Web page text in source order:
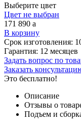
Выберите цвет
Цвет не выбран
171 890 a
В корзину
Срок изготовления:
Гарантия: 12 месяцев
Задать вопрос по
Заказать
Это бесплатно!
Описание
Отзывы о
Подъем и